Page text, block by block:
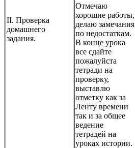
II. Проверка
домашнего
задания.
Отмечаю
хорошие работы,
делаю замечания
по недостаткам.
В конце урока
все сдайте
пожалуйста
тетради на
проверку,
выставлю
отметку как за
Ленту времени
так и за общее
ведение
тетрадей на
уроках истории.